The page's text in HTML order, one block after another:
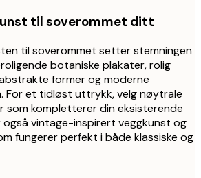
til soverommet ditt
til soverommet setter stemningen
botaniske plakater, rolig
former og moderne
For et tidløst uttrykk, velg nøytrale
som kompletterer din eksisterende
også vintage-inspirert veggkunst og
fungerer perfekt i både klassiske og